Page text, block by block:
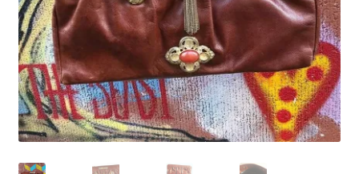
Virginie Chateau